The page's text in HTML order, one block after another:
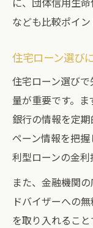
なども比較ポイン
住宅ローン選び
住宅ローン選び
量が重要です。
銀行の情報を定
ペーン情報を把
利型ローンの金利
また、金融機関
ドバイザーへの
を取り入れるこ